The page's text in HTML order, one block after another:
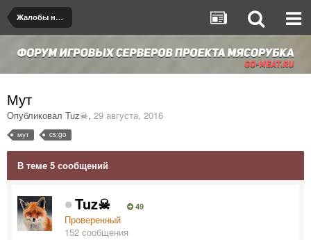
Жалобы на игроков/админов
Мут
Опубликовал Tuz☠, 29 августа, 2016
мут cs:go
В теме 5 сообщений
Tuz☠ 49
Проверенный
152 сообщения